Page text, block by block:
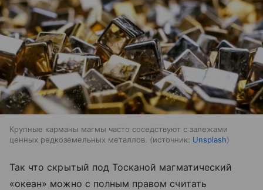
Крупные карманы магмы часто соседствуют с залежами
ценных редкоземельных металлов.
источник: Unsplash
Так что скрытый под Тосканой магматический
«океан» можно с полным правом считать